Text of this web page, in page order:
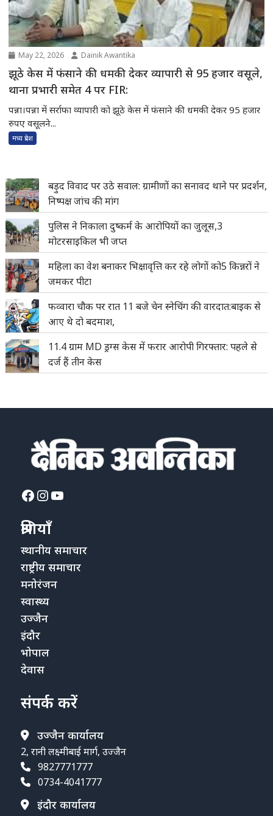
May 22, 2026 Dainik Awantika
झूठे केस में फंसाने की धमकी देकर व्यापारी से 95 हजार वसूले,
थाना प्रभारी समेत 4 पर FIR:
पन्ना।पन्ना में सर्राफा व्यापारी को झूठे केस में फंसाने की धमकी देकर 95 हजार
रुपए वसूलने...
मध्य प्रदेश
बड़ुद विवाद पर उठे सवाल: ग्रामीणों का सनावद थाने पर प्रदर्शन,
निष्पक्ष जांच की मांग
पुलिस ने निकाला दुष्कर्म के आरोपियों का जुलूस,3
मोटरसाइकिल भी जप्त
महिला का वेश बनाकर भिक्षावृत्ति कर रहे लोगों को5 किन्नरों ने
जमकर पीटा
फव्वारा चौक पर रात 11 बजे चेन स्नेचिंग की वारदात:बाइक से
आए थे दो बदमाश,
11.4 ग्राम MD ड्रग्स केस में फरार आरोपी गिरफ्तार: पहले से
दर्ज हैं तीन केस
Facebook
Instagram
YouTube
श्रेणियाँ
स्थानीय समाचार
राष्ट्रीय समाचार
मनोरंजन
स्वास्थ्य
उज्जैन
इंदौर
भोपाल
देवास
संपर्क करें
उज्जैन कार्यालय
2, रानी लक्ष्मीबाई मार्ग, उज्जैन
9827771777
0734-4041777
इंदौर कार्यालय